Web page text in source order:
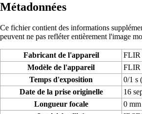
Métadonnées
Ce fichier contient des informations
peuvent ne pas refléter entièrement l'image
Fabricant de l'appareil
FLIR
Modèle de l'appareil
FLIR
Temps d'exposition
0/1 s
Date de la prise originelle
16
Longueur focale
0 mm